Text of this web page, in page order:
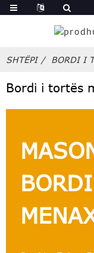
SHTËPI BORDI I
Bordi i tortës